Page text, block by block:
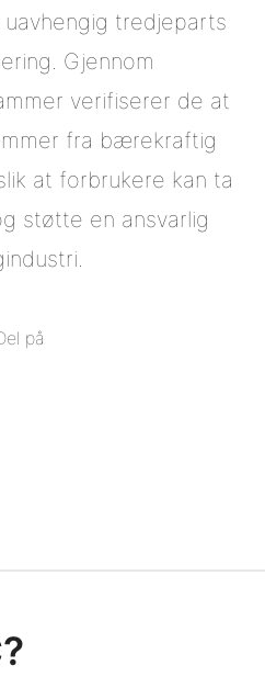
tredjeparts
Gjennom
verifiserer de at
fra bærekraftig
at forbrukere kan ta
støtte en ansvarlig
på